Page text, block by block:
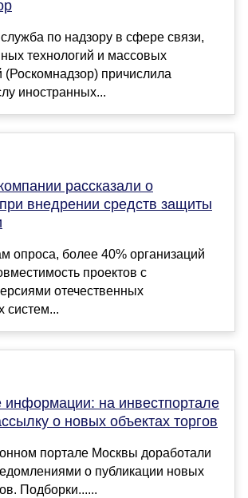
по надзору в сфере связи,
технологий и массовых
(Роскомнадзор) причислила
иностранных...
рассказали о
внедрении средств защиты
опроса, более 40% организаций
проектов с
отечественных
систем...
на инвестпортале
о новых объектах торгов
портале Москвы доработали
о публикации новых
Подборки......